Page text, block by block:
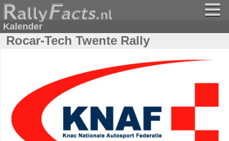
Kalender
Rocar-Tech Twente Rally